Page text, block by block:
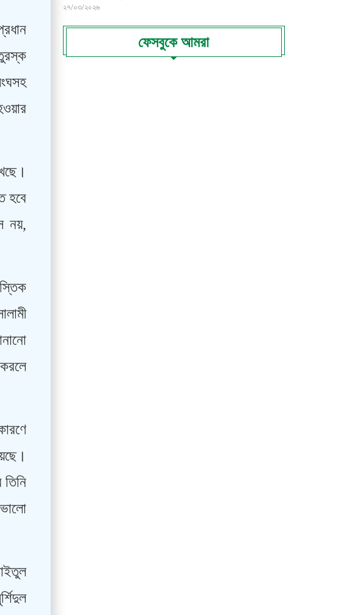
হবে
নয়,
২৭/০৩/২০২৬
ফেসবুকে আমরা